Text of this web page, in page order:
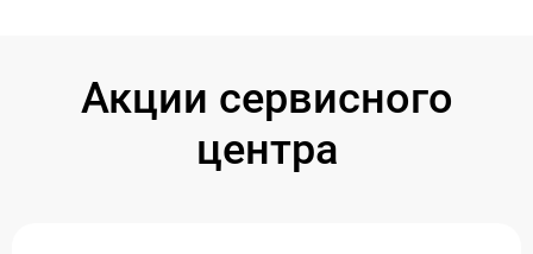
Акции сервисного
центра